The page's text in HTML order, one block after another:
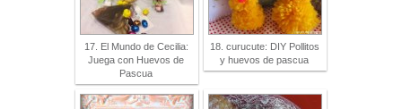
17. El Mundo de Cecilia:
Juega con Huevos de
Pascua
18. curucute: DIY Pollitos
y huevos de pascua